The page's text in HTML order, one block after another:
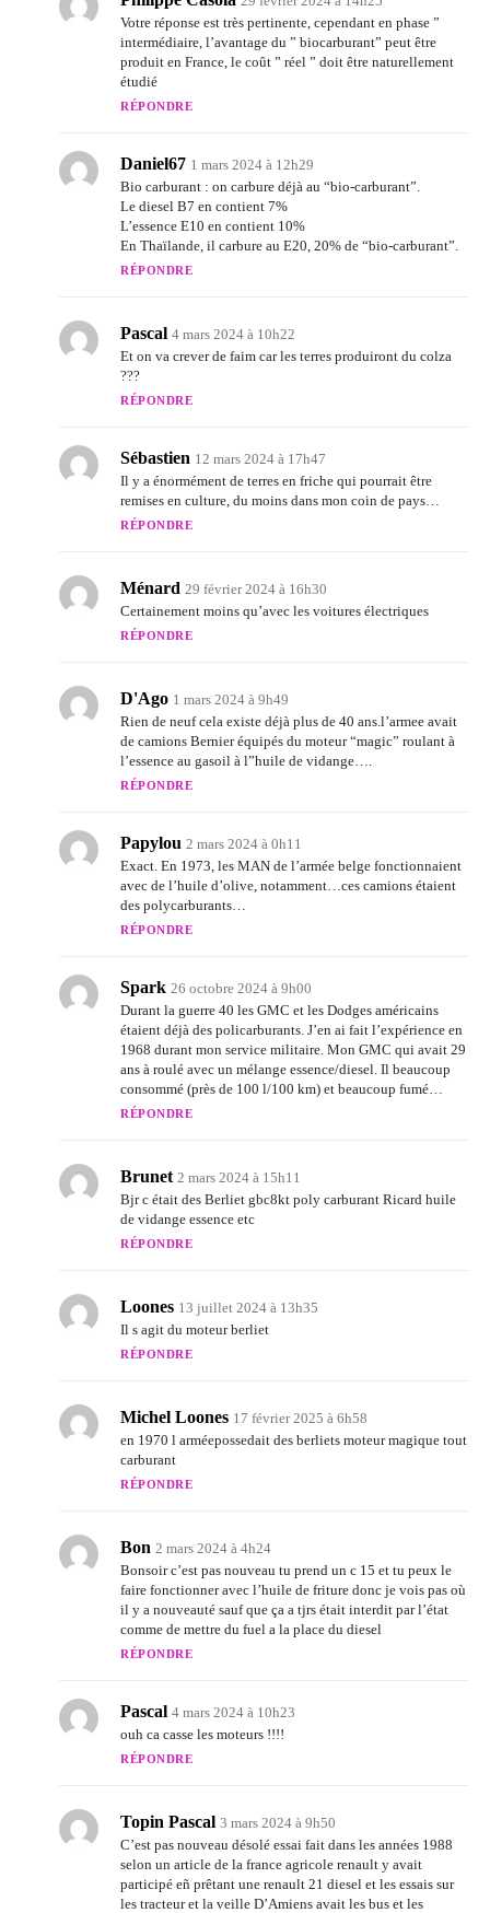
Votre réponse est très pertinente, cependant en phase ”
intermédiaire, l’avantage du ” biocarburant” peut être
produit en France, le coût ” réel ” doit être naturellement
étudié
RÉPONDRE
Daniel67 1 mars 2024 à 12h29
Bio carburant : on carbure déjà au “bio-carburant”.
Le diesel B7 en contient 7%
L’essence E10 en contient 10%
En Thaïlande, il carbure au E20, 20% de “bio-carburant”.
RÉPONDRE
Pascal 4 mars 2024 à 10h22
Et on va crever de faim car les terres produiront du colza
???
RÉPONDRE
Sébastien 12 mars 2024 à 17h47
Il y a énormément de terres en friche qui pourrait être
remises en culture, du moins dans mon coin de pays…
RÉPONDRE
Ménard 29 février 2024 à 16h30
Certainement moins qu’avec les voitures électriques
RÉPONDRE
D'Ago 1 mars 2024 à 9h49
Rien de neuf cela existe déjà plus de 40 ans.l’armee avait
de camions Bernier équipés du moteur “magic” roulant à
l’essence au gasoil à l”huile de vidange….
RÉPONDRE
Papylou 2 mars 2024 à 0h11
Exact. En 1973, les MAN de l’armée belge fonctionnaient
avec de l’huile d’olive, notamment…ces camions étaient
des polycarburants…
RÉPONDRE
Spark 26 octobre 2024 à 9h00
Durant la guerre 40 les GMC et les Dodges américains
étaient déjà des policarburants. J’en ai fait l’expérience en
1968 durant mon service militaire. Mon GMC qui avait 29
ans à roulé avec un mélange essence/diesel. Il beaucoup
consommé (près de 100 l/100 km) et beaucoup fumé…
RÉPONDRE
Brunet 2 mars 2024 à 15h11
Bjr c était des Berliet gbc8kt poly carburant Ricard huile
de vidange essence etc
RÉPONDRE
Loones 13 juillet 2024 à 13h35
Il s agit du moteur berliet
RÉPONDRE
Michel Loones 17 février 2025 à 6h58
en 1970 l arméepossedait des berliets moteur magique tout
carburant
RÉPONDRE
Bon 2 mars 2024 à 4h24
Bonsoir c’est pas nouveau tu prend un c 15 et tu peux le
faire fonctionner avec l’huile de friture donc je vois pas où
il y a nouveauté sauf que ça a tjrs était interdit par l’état
comme de mettre du fuel a la place du diesel
RÉPONDRE
Pascal 4 mars 2024 à 10h23
ouh ca casse les moteurs !!!!
RÉPONDRE
Topin Pascal 3 mars 2024 à 9h50
C’est pas nouveau désolé essai fait dans les années 1988
selon un article de la france agricole renault y avait
participé eñ prêtant une renault 21 diesel et les essais sur
les tracteur et la veille D’Amiens avait les bus et les